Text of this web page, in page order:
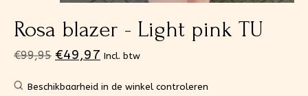
Rosa blazer - Light pink TU
€99,95 €49,97 Incl. btw
Beschikbaarheid in de winkel controleren